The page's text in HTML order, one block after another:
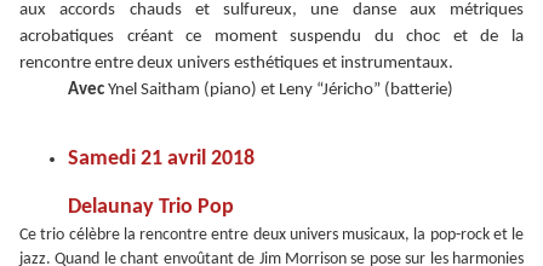
aux accords chauds et sulfureux, une danse aux métriques
acrobatiques créant ce moment suspendu du choc et de la
rencontre entre deux univers esthétiques et instrumentaux.
Avec Ynel Saitham (piano) et Leny “Jéricho” (batterie)
Samedi 21 avril 2018
Delaunay Trio Pop
Ce trio célèbre la rencontre entre deux univers musicaux, la pop-rock et le
jazz. Quand le chant envoûtant de Jim Morrison se pose sur les harmonies